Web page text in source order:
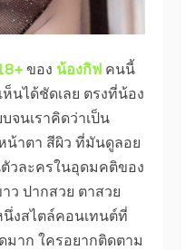
ของ น้องกิฟ คนนี้
นได้ชัดเลย ตรงที่น้อง
จนเราคิดว่าเป็น
น้าตา สีผิว ที่มันดูลอย
วละครในอุดมคติของ
ว ปากสวย ตาสวย
งสไตล์คอนเทนต์ที่
าก ใครอยากติดตาม